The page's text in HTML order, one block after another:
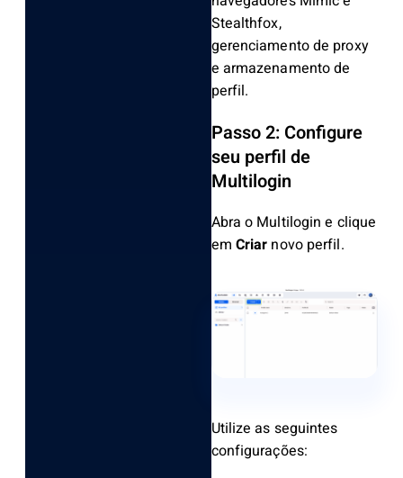
Stealthfox,
gerenciamento de proxy
e armazenamento de
perfil.
Passo 2: Configure
seu perfil de
Multilogin
Abra o Multilogin e clique
em Criar novo perfil.
Utilize as seguintes
configurações: